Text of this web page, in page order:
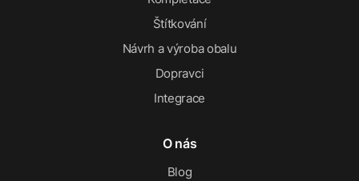
Štítkování
Návrh a výroba obalu
Dopravci
Integrace
O nás
Blog